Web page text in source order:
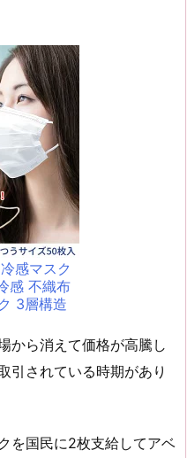
感マスク
感 不織布
3層構造
から消えて価格が高騰し
引されている時期があり
を国民に2枚支給してアベ